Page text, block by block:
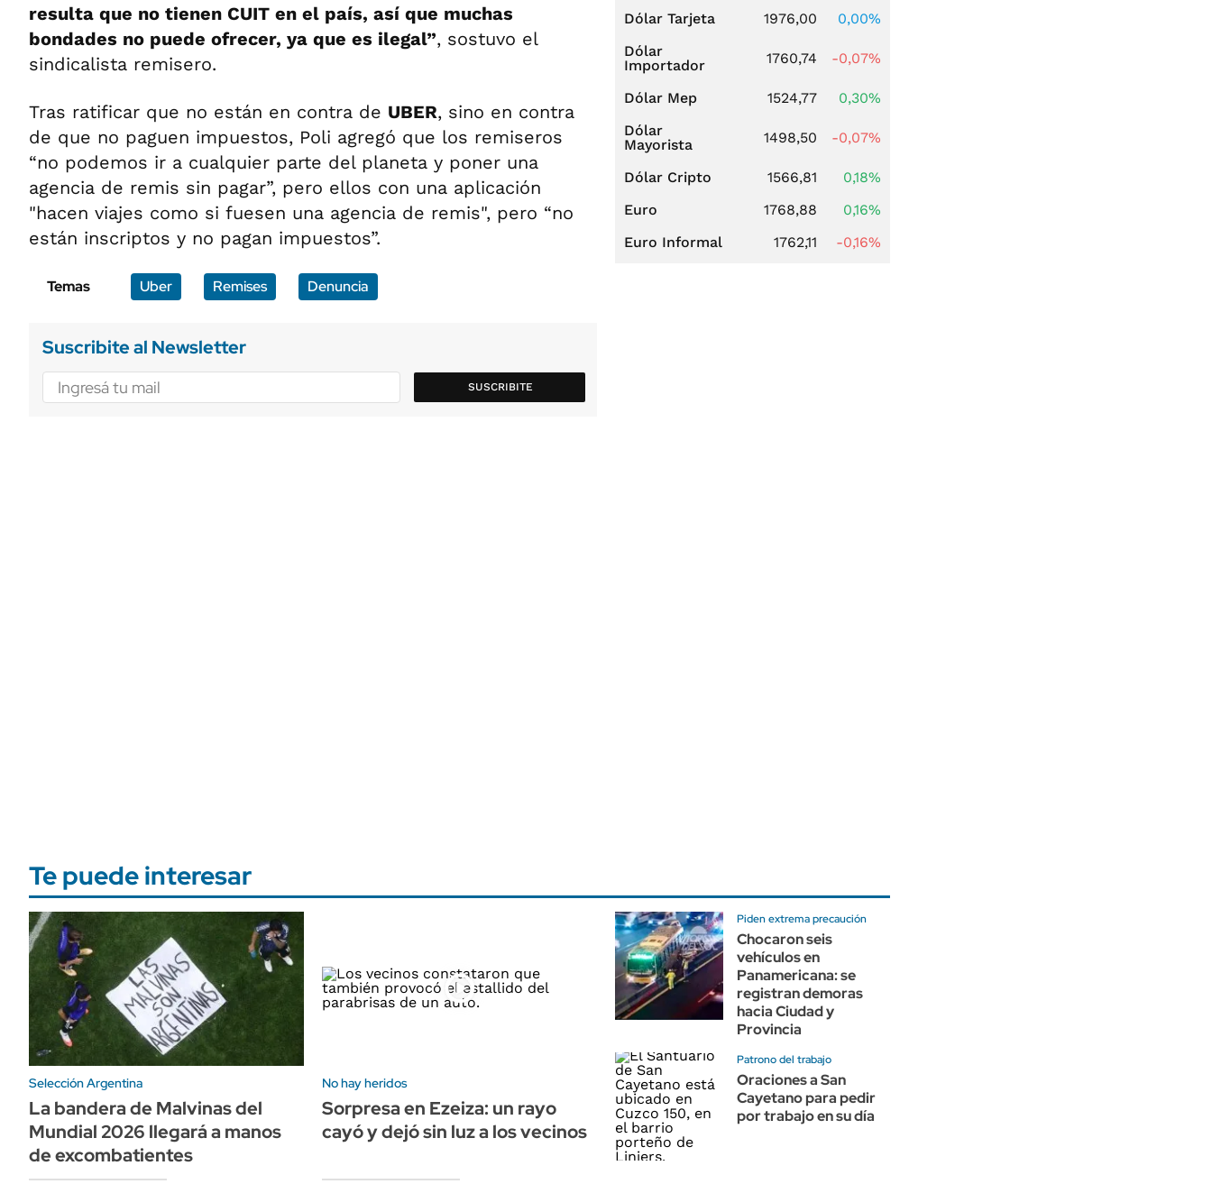
resulta que no tienen CUIT en el país, así que muchas
bondades no puede ofrecer, ya que es ilegal”, sostuvo el
sindicalista remisero.
Tras ratificar que no están en contra de UBER, sino en contra
de que no paguen impuestos, Poli agregó que los remiseros
“no podemos ir a cualquier parte del planeta y poner una
agencia de remis sin pagar”, pero ellos con una aplicación
"hacen viajes como si fuesen una agencia de remis", pero “no
están inscriptos y no pagan impuestos”.
Temas Uber Remises Denuncia
Suscribite al Newsletter
SUSCRIBITE
Dólar Tarjeta
1976,00
0,00%
Dólar
Importador
1760,74 -0,07%
Dólar Mep 1524,77
0,30%
Dólar
Mayorista
1498,50 -0,07%
Dólar Cripto 1566,81
0,18%
Euro
1768,88
0,16%
Euro Informal
1762,11 -0,16%
Te puede interesar
Selección Argentina
La bandera de Malvinas del
Mundial 2026 llegará a manos
de excombatientes
No hay heridos
Sorpresa en Ezeiza: un rayo
cayó y dejó sin luz a los vecinos
Piden extrema precaución
Chocaron seis
vehículos en
Panamericana: se
registran demoras
hacia Ciudad y
Provincia
Patrono del trabajo
Oraciones a San
Cayetano para pedir
por trabajo en su día